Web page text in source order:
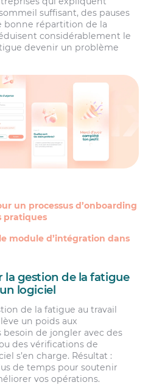
suffisant, des pauses
bonne répartition de la
considérablement le
devenir un problème
un processus d’onboarding
pratiques
module d’intégration dans
la gestion de la fatigue
logiciel
de la fatigue au travail
un poids aux
besoin de jongler avec des
des vérifications de
s’en charge. Résultat :
de temps pour soutenir
vos opérations.